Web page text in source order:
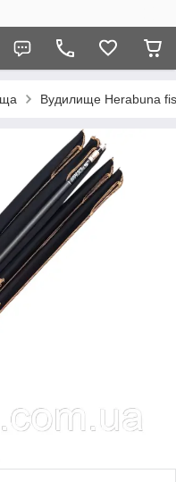
Вудилище Herabuna